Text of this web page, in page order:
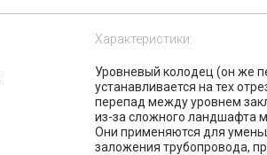
Характеристики:
Уровневый колодец (он же
устанавливается на тех
перепад между уровнем
из-за сложного ландшафта
Они применяются для
заложения трубопровода,